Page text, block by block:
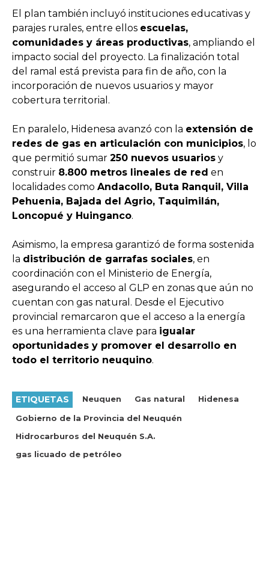
El plan también incluyó instituciones educativas y
parajes rurales, entre ellos escuelas,
comunidades y áreas productivas, ampliando el
impacto social del proyecto. La finalización total
del ramal está prevista para fin de año, con la
incorporación de nuevos usuarios y mayor
cobertura territorial.
En paralelo, Hidenesa avanzó con la extensión de
redes de gas en articulación con municipios, lo
que permitió sumar 250 nuevos usuarios y
construir 8.800 metros lineales de red en
localidades como Andacollo, Buta Ranquil, Villa
Pehuenia, Bajada del Agrio, Taquimilán,
Loncopué y Huinganco.
Asimismo, la empresa garantizó de forma sostenida
la distribución de garrafas sociales, en
coordinación con el Ministerio de Energía,
asegurando el acceso al GLP en zonas que aún no
cuentan con gas natural. Desde el Ejecutivo
provincial remarcaron que el acceso a la energía
es una herramienta clave para igualar
oportunidades y promover el desarrollo en
todo el territorio neuquino.
ETIQUETAS Neuquen Gas natural
Hidenesa
Gobierno de la Provincia del Neuquén
Hidrocarburos del Neuquén S.A.
gas licuado de petróleo